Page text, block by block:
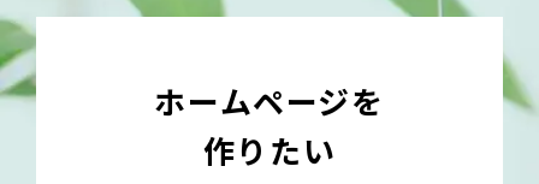
ホームページを
作りたい